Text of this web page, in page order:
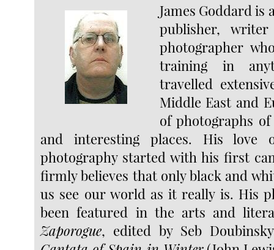
James Goddard is
publisher,
photographer
training in
travelled
Middle East and
of photographs
and interesting places. His love
photography started with his first
firmly believes that only black and
us see our world as it really is. His
been featured in the arts and
Zaporogue, edited by Seb